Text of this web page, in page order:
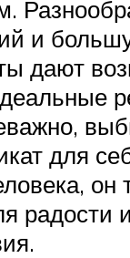
и
дают
для
он
радости и